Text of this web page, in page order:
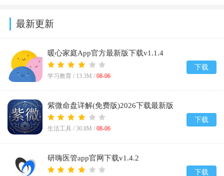
最新更新
暖心家庭App官方最新版下载v1.1.4
学习教育 / 13.3M / 08-06
下载
紫微命盘详解(免费版)2026下载最新版
v1.1
生活工具 / 30.8M / 08-06
下载
研嗨医管app官网下载v1.4.2
下载